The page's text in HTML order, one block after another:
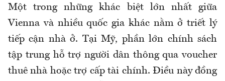
Một trong những khác biệt lớn nhất giữa
Vienna và nhiều quốc gia khác nằm ở triết lý
tiếp cận nhà ở. Tại Mỹ, phần lớn chính sách
tập trung hỗ trợ người dân thông qua voucher
thuê nhà hoặc trợ cấp tài chính. Điều này đồng